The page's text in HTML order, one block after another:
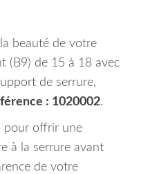
beauté de votre
(B9) de 15 à 18 avec
de serrure,
: 1020002.
pour offrir une
à la serrure avant
de votre